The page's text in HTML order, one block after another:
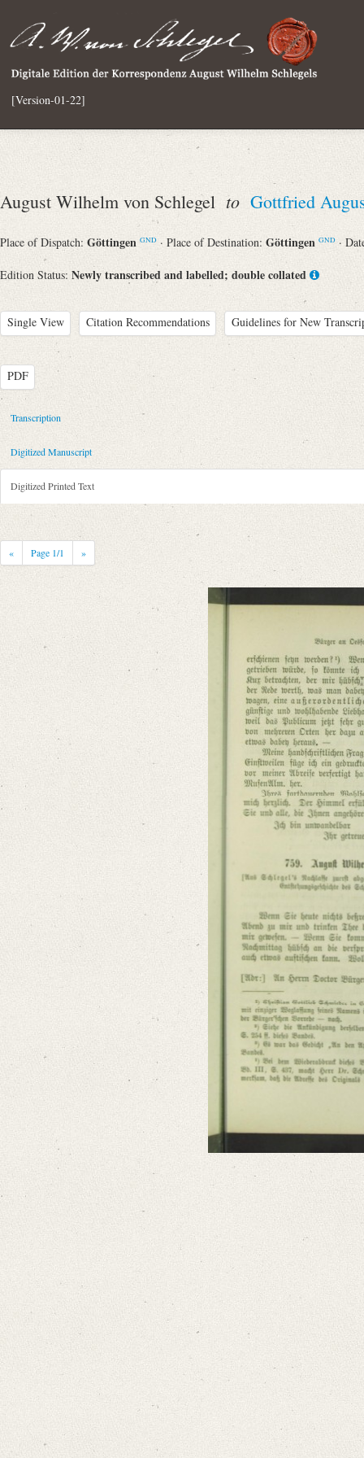
[Version-01-22]
August Wilhelm von Schlegel to Gottfried
Place of Dispatch: Göttingen GND · Place of Destination: Göttingen GND ·
Edition Status: Newly transcribed and labelled; double collated
Single View Citation Recommendations Guidelines for New
PDF
Metadata Concerning Header
Sender: August Wilhelm von Schlegel
Recipient: Gottfried August Bürger
Place of Dispatch: Göttingen
Place of Destination: Göttingen
Date: [September 1787 bis Oktober 1789]
Notations: Briefkonzept, in die Übersetzung des
Printed Text
Provider: Dresden, Sächsische Landesbibliothek - Staats- und
Bibliography: Strodtmann, Adolf: Briefe von und an Gottfried August
anderen, meist handschriftlichen Quellen. Bd. 3. Berlin 1874, S. 245.
Weitere Drucke: Gottfried August Bürger. Briefwechsel. Hg. v.
Incipit: „[1] Wenn Sie heute nichts beßres wissen, so kommen Sie
Manuscript
Provider: Dresden, Sächsische Landesbibliothek - Staats- und
OAI Id: 406368066
Classification Number: Mscr.Dresd.e.90,XXII,11
Bamberg, Claudia
Golyschkin, Ruth
Transcription
Digitized Manuscript
Digitized Printed Text
« Page 1/1 »